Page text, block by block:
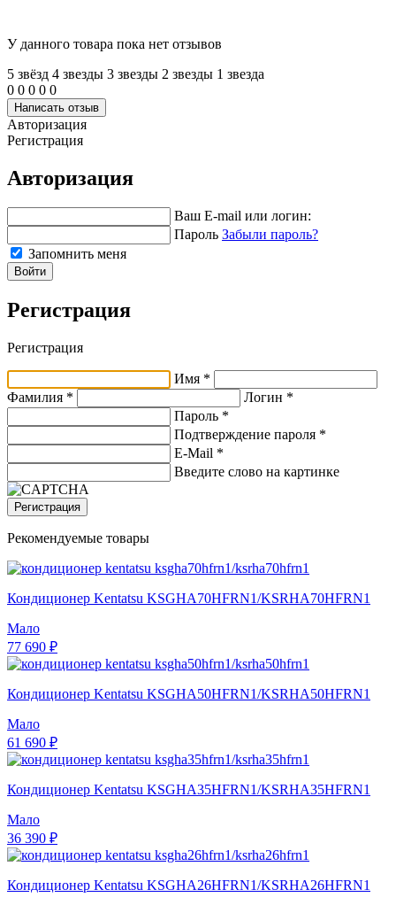
У данного товара пока нет отзывов
5 звёзд 4 звeзды 3 звeзды 2 звeзды 1 звeзда
0 0 0 0 0
Написать отзыв
Авторизация
Регистрация
Авторизация
Ваш E-mail или логин:
Пароль Забыли пароль?
Запомнить меня
Войти
Регистрация
Регистрация
Имя *
Фамилия *
Логин *
Пароль *
Подтверждение пароля *
E-Mail *
Введите слово на картинке
Регистрация
Рекомендуемые товары
Кондиционер Kentatsu KSGHA70HFRN1/KSRHA70HFRN1
Мало
77 690 ₽
Кондиционер Kentatsu KSGHA50HFRN1/KSRHA50HFRN1
Мало
61 690 ₽
Кондиционер Kentatsu KSGHA35HFRN1/KSRHA35HFRN1
Мало
36 390 ₽
Кондиционер Kentatsu KSGHA26HFRN1/KSRHA26HFRN1